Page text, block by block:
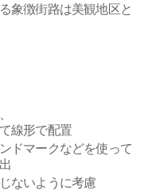
象徴街路は美観地区と
線形で配置
ドマークなどを使って
ないように考慮